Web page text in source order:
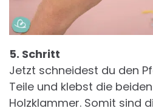
5. Schritt
Jetzt schneidest du den
Teile und klebst die
Holzklammer. Somit sind